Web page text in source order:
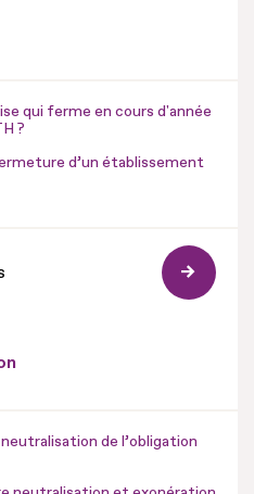
qui ferme en cours d'année
?
d’un établissement
de l’obligation